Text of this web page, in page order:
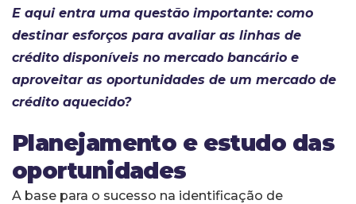
E aqui entra uma questão importante: como
destinar esforços para avaliar as linhas de
crédito disponíveis no mercado bancário e
aproveitar as oportunidades de um mercado de
crédito aquecido?
Planejamento e estudo das
oportunidades
A base para o sucesso na identificação de